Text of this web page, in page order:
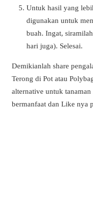
Untuk hasil yang
digunakan untuk
buah. Ingat,
hari juga). Selesai.
Demikianlah share
Terong di Pot atau
alternative untuk tanaman
bermanfaat dan Like nya